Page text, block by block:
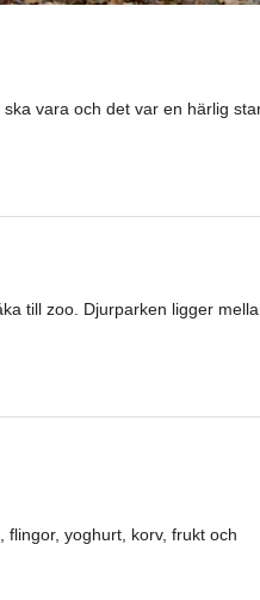
vara och det var en härlig
till zoo. Djurparken ligger
yoghurt, korv, frukt och